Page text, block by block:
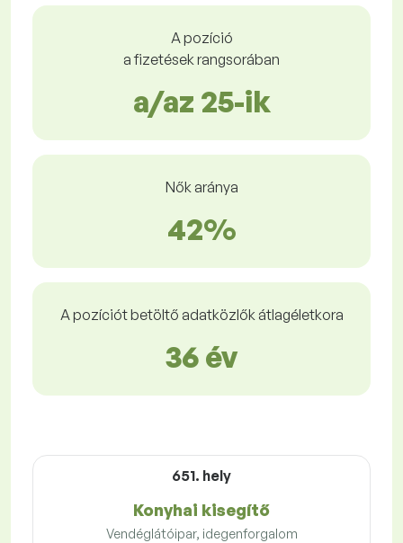
A pozíció
a fizetések rangsorában
a/az 25-ik
Nők aránya
42%
A pozíciót betöltő adatközlők átlagéletkora
36 év
651. hely
Konyhai kisegítő
Vendéglátóipar, idegenforgalom